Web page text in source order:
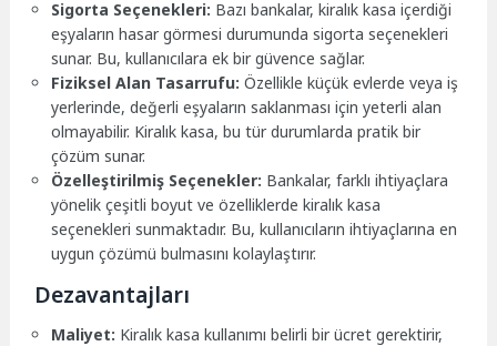
Sigorta Seçenekleri: Bazı bankalar, kiralık kasa içerdiği
eşyaların hasar görmesi durumunda sigorta seçenekleri
sunar. Bu, kullanıcılara ek bir güvence sağlar.
Fiziksel Alan Tasarrufu: Özellikle küçük evlerde veya iş
yerlerinde, değerli eşyaların saklanması için yeterli alan
olmayabilir. Kiralık kasa, bu tür durumlarda pratik bir
çözüm sunar.
Özelleştirilmiş Seçenekler: Bankalar, farklı ihtiyaçlara
yönelik çeşitli boyut ve özelliklerde kiralık kasa
seçenekleri sunmaktadır. Bu, kullanıcıların ihtiyaçlarına en
uygun çözümü bulmasını kolaylaştırır.
Dezavantajları
Maliyet: Kiralık kasa kullanımı belirli bir ücret gerektirir,